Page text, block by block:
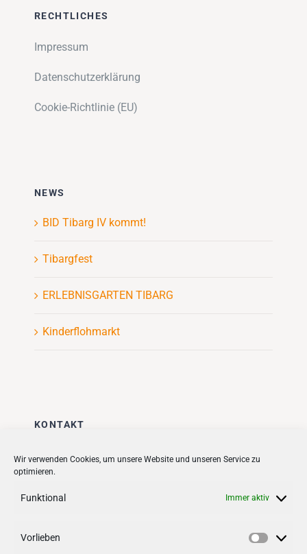
Wir verwenden Cookies, um unsere Website und unseren Service zu
optimieren.
Funktional Immer aktiv
Vorlieben
RECHTLICHES
Impressum
Datenschutzerklärung
Cookie-Richtlinie (EU)
NEWS
BID Tibarg IV kommt!
Tibargfest
ERLEBNISGARTEN TIBARG
Kinderflohmarkt
KONTAKT
Stadt + Handel City- und
Quartiersmanagement